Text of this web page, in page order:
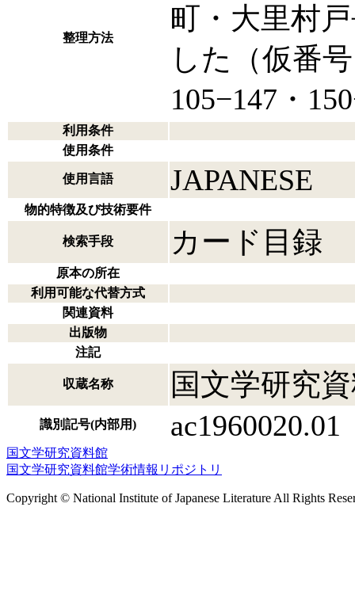
整理方法
町・大里村
した（仮番
105−147・
利用条件
使用条件
使用言語 JAPANESE
物的特徴及び技術要件
検索手段 カード目録
原本の所在
利用可能な代替方式
関連資料
出版物
注記
収蔵名称 国文学研究
識別記号(内部用) ac1960020.01
国文学研究資料館
国文学研究資料館学術情報リポジトリ
Copyright © National Institute of Japanese Literature All Rights